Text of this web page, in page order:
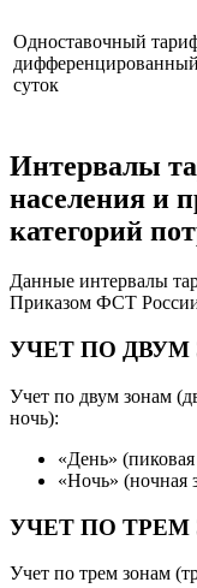
Одноставочный
суток
Интервалы
населения и
категорий
Данные интервалы
Приказом ФСТ
УЧЕТ ПО
Учет по двум зонам
ночь):
«День»
«Ночь» (ночная
УЧЕТ ПО
Учет по трем зонам